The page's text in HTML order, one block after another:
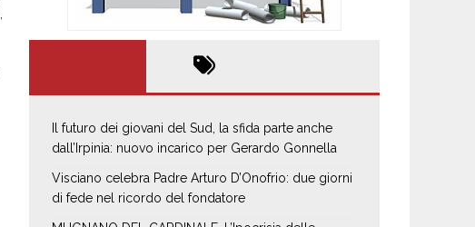
Il futuro dei giovani del Sud, la sfida parte anche
dall’Irpinia: nuovo incarico per Gerardo Gonnella
Visciano celebra Padre Arturo D’Onofrio: due giorni
di fede nel ricordo del fondatore